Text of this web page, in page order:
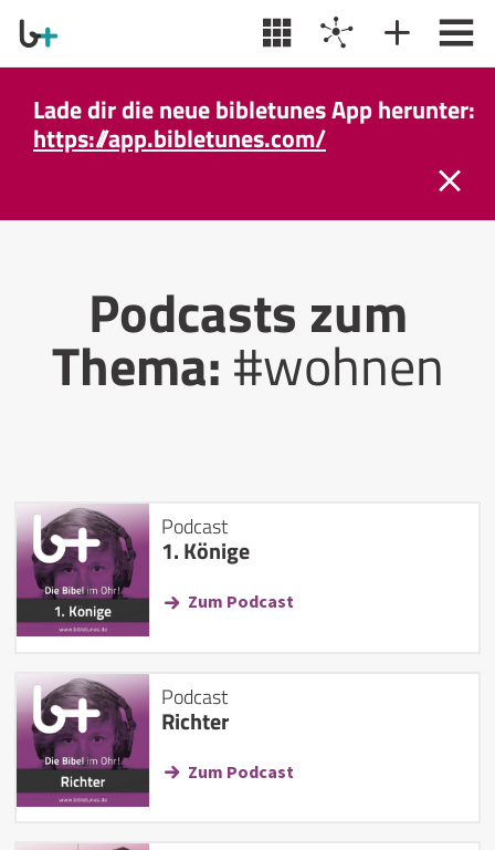
Lade dir die neue bibletunes App herunter:
https://app.bibletunes.com/
Podcasts zum
Thema:#wohnen
Podcast
1. Könige
Zum Podcast
Podcast
Richter
Zum Podcast